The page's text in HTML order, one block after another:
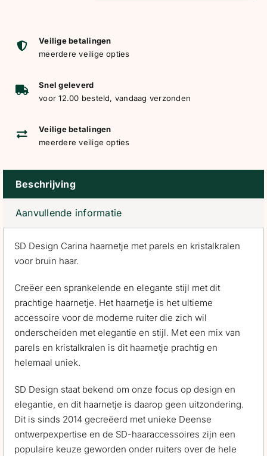
Carina
bruin
Veilige betalingen
meerdere veilige opties
Snel geleverd
voor 12.00 besteld, vandaag verzonden
Veilige betalingen
meerdere veilige opties
Beschrijving
Aanvullende informatie
SD Design Carina haarnetje met parels en kristalkralen
voor bruin haar.
Creëer een sprankelende en elegante stijl met dit
prachtige haarnetje. Het haarnetje is het ultieme
accessoire voor de moderne ruiter die zich wil
onderscheiden met elegantie en stijl. Met een mix van
parels en kristalkralen is dit haarnetje prachtig en
helemaal uniek.
SD Design staat bekend om onze focus op design en
elegantie, en dit haarnetje is daarop geen uitzondering.
Dit is sinds 2014 gecreëerd met unieke Deense
ontwerpexpertise en de SD-haaraccessoires zijn een
populaire keuze geworden onder ruiters over de hele